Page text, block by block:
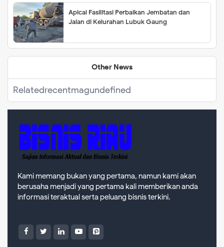
Apical Fasilitasi Perbaikan Jembatan dan
Jalan di Kelurahan Lubuk Gaung
Other News
Relatedrecentmagundefined
Kami memang bukan yang pertama, namun kami akan
berusaha menjadi yang pertama kali memberikan anda
informasi teraktual serta peluang bisnis terkini.